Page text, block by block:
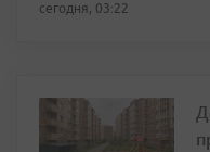
сегодня, 03:22